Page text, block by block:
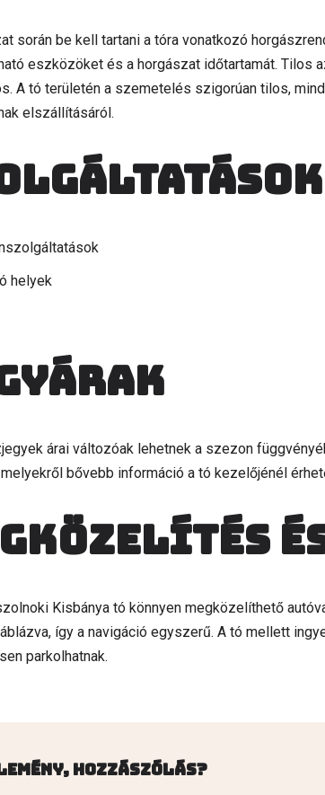
során be kell tartani a tóra vonatkozó
eszközöket és a horgászat időtartamát. Tilos
A tó területén a szemetelés szigorúan tilos,
elszállításáról.
helyek
árai változóak lehetnek a szezon
bővebb információ a tó kezelőjénél
Kisbánya tó könnyen megközelíthető
így a navigáció egyszerű. A tó mellett
parkolhatnak.
hozzászólás?